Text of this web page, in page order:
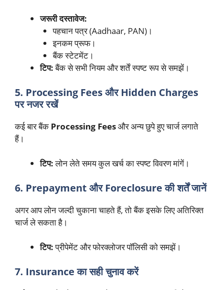
जरूरी दस्तावेज:
पहचान पत्र (Aadhaar, PAN)।
इनकम प्रूफ।
बैंक स्टेटमेंट।
टिप:बैंक से सभी नियम और शर्तें स्पष्ट रूप से समझें।
5. Processing Fees और Hidden Charges
पर नजर रखें
कई बार बैंक Processing Feesऔर अन्य छुपे हुए चार्ज लगाते
हैं।
टिप:लोन लेते समय कुल खर्च का स्पष्ट विवरण मांगें।
6. Prepayment और Foreclosure की शर्तें जानें
अगर आप लोन जल्दी चुकाना चाहते हैं, तो बैंक इसके लिए अतिरिक्त
चार्ज ले सकता है।
टिप:प्रीपेमेंट और फोरक्लोजर पॉलिसी को समझें।
7. Insurance का सही चुनाव करें